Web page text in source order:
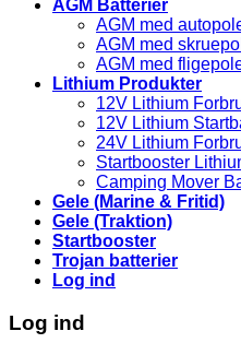
AGM Batterier
AGM med
AGM med
AGM med
Lithium Produkter
12V Lithium
12V Lithium
24V Lithium
Startbooster
Camping Mover
Gele (Marine & Fritid)
Gele (Traktion)
Startbooster
Trojan batterier
Log ind
Log ind